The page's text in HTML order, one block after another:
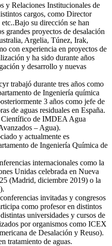
y Relaciones Institucionales de
cargos, como Director
su dirección se han
grandes proyectos de desalación
Argelia, Túnez, Irak,
con experiencia en proyectos de
y ha sido durante años
y desarrollo y nuevas
trabajó durante tres años como
de Ingeniería química
3 años como jefe de
de aguas residuales en España.
de IMDEA Agua
– Agua).
y actualmente es
de Ingeniería Química de
internacionales como la
Unidas celebrada en Nueva
(Madrid, diciembre 2019) o la
invitadas y congresos
como profesor en distintos
universidades y cursos de
por organismos como ICEX
de Desalación y Reuso).
tratamiento de aguas.